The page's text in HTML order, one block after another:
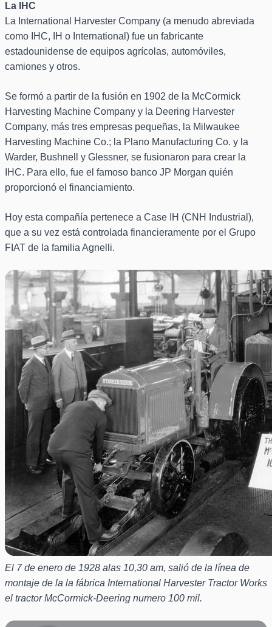
La IHC
La International Harvester Company (a menudo abreviada
como IHC, IH o International) fue un fabricante
estadounidense de equipos agrícolas, automóviles,
camiones y otros.
Se formó a partir de la fusión en 1902 de la McCormick
Harvesting Machine Company y la Deering Harvester
Company, más tres empresas pequeñas, la Milwaukee
Harvesting Machine Co.; la Plano Manufacturing Co. y la
Warder, Bushnell y Glessner, se fusionaron para crear la
IHC. Para ello, fue el famoso banco JP Morgan quién
proporcionó el financiamiento.
Hoy esta compañía pertenece a Case IH (CNH Industrial),
que a su vez está controlada financieramente por el Grupo
FIAT de la familia Agnelli.
El 7 de enero de 1928 alas 10,30 am, salió de la línea de
montaje de la la fábrica International Harvester Tractor Works
el tractor McCormick-Deering numero 100 mil.